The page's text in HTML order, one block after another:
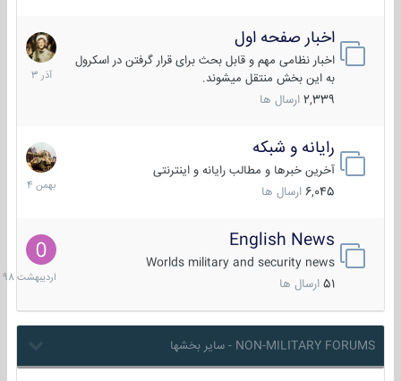
اخبار صفحه اول
اخبار نظامی مهم و قابل بحث برای قرار گرفتن در اسکرول
به این بخش منتقل میشوند.
2,339 ارسال ها
7
آذر
1403
رایانه و شبکه
آخرین خبرها و مطالب رایانه و اینترنتی
6,045 ارسال ها
30
بهمن
1404
English News
Worlds military and security news
51 ارسال ها
10
1398
NON-MILITARY FORUMS - سایر بخشها